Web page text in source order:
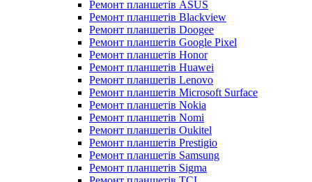
Ремонт планшетів ASUS
Ремонт планшетів Blackview
Ремонт планшетів Doogee
Ремонт планшетів Google Pixel
Ремонт планшетів Honor
Ремонт планшетів Huawei
Ремонт планшетів Lenovo
Ремонт планшетів Microsoft Surface
Ремонт планшетів Nokia
Ремонт планшетів Nomi
Ремонт планшетів Oukitel
Ремонт планшетів Prestigio
Ремонт планшетів Samsung
Ремонт планшетів Sigma